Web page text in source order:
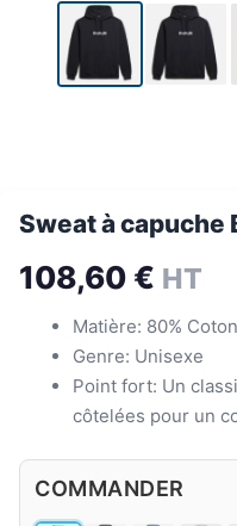
Sweat à capuche
108,60 € HT
Matière: 80%
Genre: Unisexe
Point fort: Un
côtelées pour un
COMMANDER